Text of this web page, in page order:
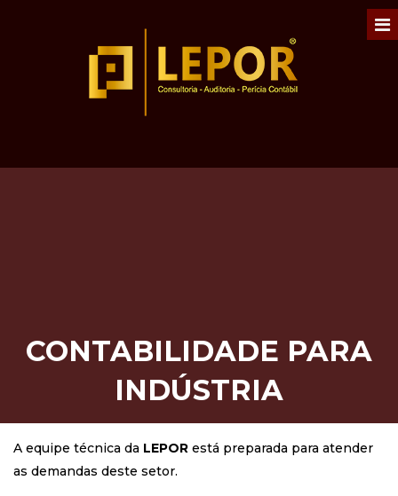
CONTABILIDADE PARA
INDÚSTRIA
A equipe técnica da LEPOR está preparada para atender
as demandas deste setor.